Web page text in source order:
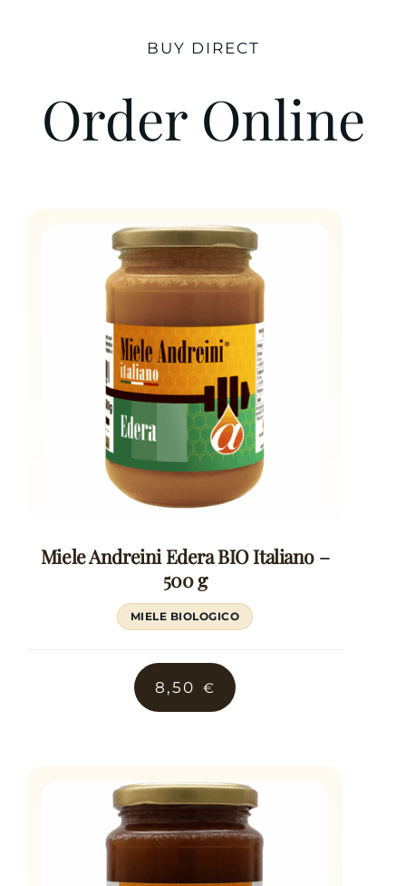
BUY DIRECT
Order Online
Miele Andreini Edera BIO Italiano –
500 g
MIELE BIOLOGICO
8,50 €